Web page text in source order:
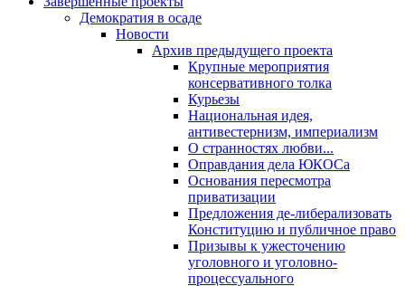
Демократия в осаде
Новости
Архив предыдущего проекта
Крупные мероприятия
консервативного толка
Курьезы
Национальная идея,
антивестернизм, империализм
О странностях любви...
Оправдания дела ЮКОСа
Основания пересмотра
приватизации
Предложения де-либерализовать
Конституцию и публичное право
Призывы к ужесточению
уголовного и уголовно-
процессуального